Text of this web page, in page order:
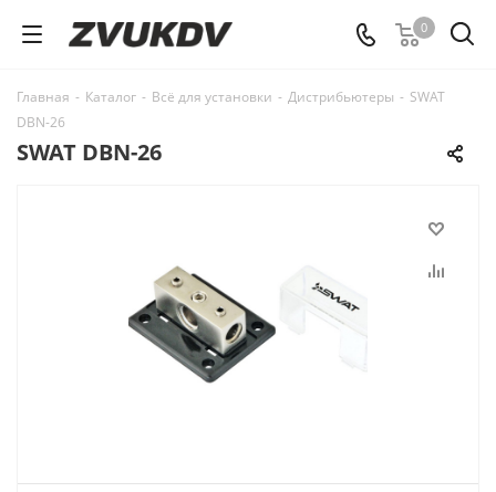
0
Главная - Каталог - Всё для установки - Дистрибьютеры - SWAT
DBN-26
SWAT DBN-26